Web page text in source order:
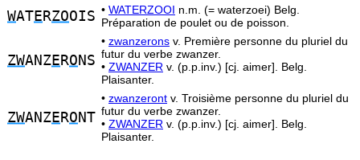
WATE RZOOIS • WATERZOOI n.m. (= waterzoei) Belg.
Préparation de poulet ou de poisson.
ZWANZE RO NS
• zwanzerons v. Première personne du pluriel du
futur du verbe zwanzer.
• ZWANZER v. (p.p.inv.) [cj. aimer]. Belg.
Plaisanter.
ZWANZE RO NT
• zwanzeront v. Troisième personne du pluriel du
futur du verbe zwanzer.
• ZWANZER v. (p.p.inv.) [cj. aimer]. Belg.
Plaisanter.